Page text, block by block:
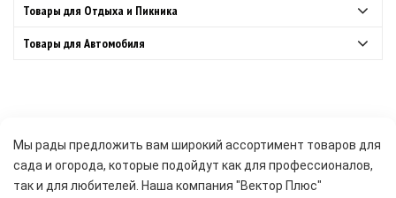
Товары для Отдыха и Пикника
Товары для Автомобиля
Мы рады предложить вам широкий ассортимент товаров для
сада и огорода, которые подойдут как для профессионалов,
так и для любителей. Наша компания "Вектор Плюс"